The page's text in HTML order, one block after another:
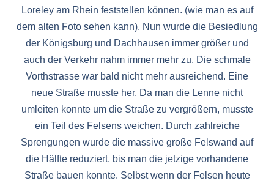
Loreley am Rhein feststellen können. (wie man es auf
dem alten Foto sehen kann). Nun wurde die Besiedlung
der Königsburg und Dachhausen immer größer und
auch der Verkehr nahm immer mehr zu. Die schmale
Vorthstrasse war bald nicht mehr ausreichend. Eine
neue Straße musste her. Da man die Lenne nicht
umleiten konnte um die Straße zu vergrößern, musste
ein Teil des Felsens weichen. Durch zahlreiche
Sprengungen wurde die massive große Felswand auf
die Hälfte reduziert, bis man die jetzige vorhandene
Straße bauen konnte. Selbst wenn der Felsen heute